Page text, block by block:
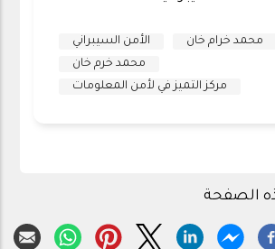
الأمن السيبراني
محمد خرام خان
محمد خرم خان
مركز التميز في لأمن المعلومات
الصفحة